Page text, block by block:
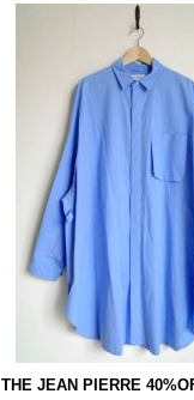
THE JEAN PIERRE